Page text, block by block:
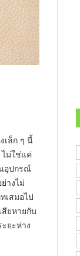
เล็ก ๆ นี้
ไม่ใช่แค่
อุปกรณ์
างไม่
เสมอไป
ยหายกับ
ยะห่าง